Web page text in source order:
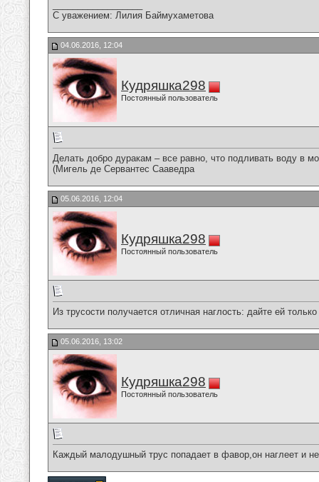
С уважением: Лилия Баймухаметова
04.06.2016, 12:04
Кудряшка298
Постоянный пользователь
Делать добро дуракам – все равно, что подливать воду в
(Мигель де Сервантес Сааведра
05.06.2016, 12:04
Кудряшка298
Постоянный пользователь
Из трусости получается отличная наглость: дайте ей
05.06.2016, 13:02
Кудряшка298
Постоянный пользователь
Каждый малодушный трус попадает в фавор,он наглеет и